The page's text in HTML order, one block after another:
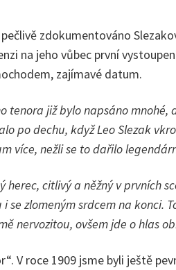
zdokumentováno
na jeho vůbec první
zajímavé datum.
tenora již bylo napsáno
po dechu, když Leo Slezak
více, nežli se to dařilo
citlivý a něžný v prvních
se zlomeným srdcem na
nervozitou, ovšem jde o hlas
V roce 1909 jsme byli ještě